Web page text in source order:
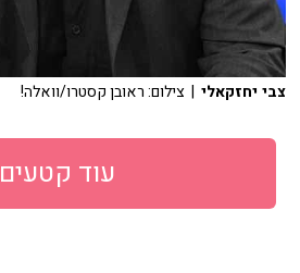
צבי יחזקאלי | צילום: ראובן קסטרו/וואלה!
עוד קטעים